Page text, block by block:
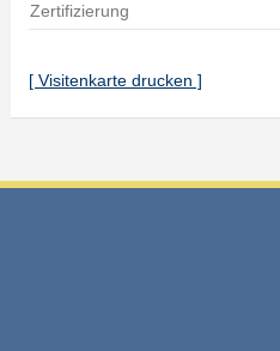
Zertifizierung
[ Visitenkarte drucken ]